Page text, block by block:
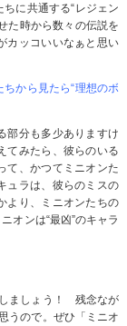
に共通する“レジェン
た時から数々の伝説を
カッコいいなぁと思い
から見たら“理想のボ
部分も多少ありますけ
てみたら、彼らのいる
て、かつてミニオンた
ュラは、彼らのミスの
より、ミニオンたちの
オンは“最凶”のキャラ
ましょう！ 残念なが
うので。ぜひ「ミニオ